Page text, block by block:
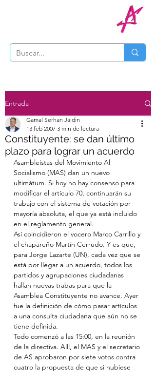
Entrada
Constituyente: se dan último
plazo para lograr un acuerdo
Gamal Serhan Jaldin
13 feb 2007 3 min de lectura
Asambleístas del Movimiento Al
Socialismo (MAS) dan un nuevo
ultimátum. Si hoy no hay consenso para
modificar el artículo 70, continuarán su
trabajo con el sistema de votación por
mayoría absoluta, el que ya está incluido
en el reglamento general.
Así coincidieron el vocero Marco Carrillo y
el chapareño Martín Cerrudo. Y es que,
para Jorge Lazarte (UN), cada vez que se
está por llegar a un acuerdo, todos los
partidos y agrupaciones ciudadanas
hallan nuevas trabas para que la
Asamblea Constituyente no avance. Ayer
fue la definición de cómo pasar artículos
a una consulta ciudadana que aún no se
tiene definida.
Todo comenzó a las 15:00, en la reunión
de la directiva. Allí, el MAS y el secretario
de AS aprobaron por siete votos contra
cuatro la propuesta de que si hubiese